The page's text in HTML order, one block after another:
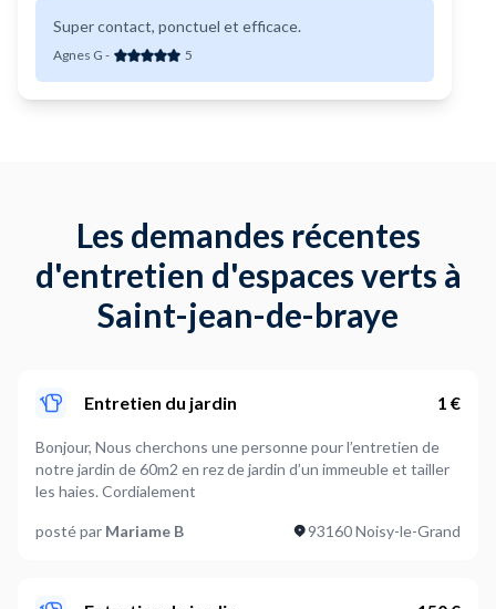
Super contact, ponctuel et efficace.
Agnes G - 5
Les demandes récentes
d'entretien d'espaces verts à
Saint-jean-de-braye
Entretien du jardin 1 €
Bonjour, Nous cherchons une personne pour l’entretien de
notre jardin de 60m2 en rez de jardin d’un immeuble et tailler
les haies. Cordialement
posté par Mariame B 93160 Noisy-le-Grand